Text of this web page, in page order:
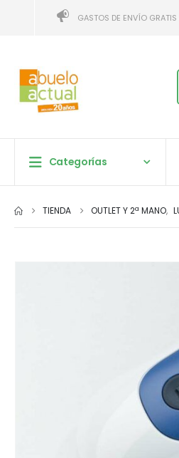
GASTOS DE ENVÍO
Categorías
TIENDA OUTLET Y 2ª MANO,